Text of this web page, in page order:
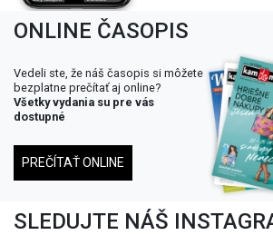
ONLINE ČASOPIS
Vedeli ste, že náš časopis si môžete
bezplatne prečítať aj online?
Všetky vydania su pre vás
dostupné
PREČÍTAŤ ONLINE
SLEDUJTE NÁŠ